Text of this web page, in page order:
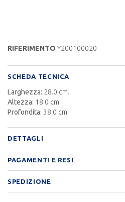
RIFERIMENTO Y200100020
SCHEDA TECNICA
Larghezza: 28.0 cm.
Altezza: 18.0 cm.
Profondita: 38.0 cm.
DETTAGLI
PAGAMENTI E RESI
SPEDIZIONE